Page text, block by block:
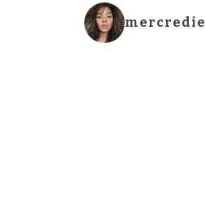
mercredie